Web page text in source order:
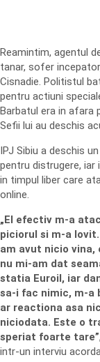
Reamintim, agentul
tanar, sofer
Cisnadie. Politistul
pentru actiuni
Barbatul era in afara
Sefii lui au deschis
IPJ Sibiu a deschis
pentru distrugere, iar
in timpul liber care
online.
„El efectiv m-a
piciorul si m-a
am avut nicio
nu mi-am dat
statia Euroil, iar
sa-i fac nimic, m-a
ar reactiona asa
niciodata. Este o
speriat foarte tare”
intr-un interviu